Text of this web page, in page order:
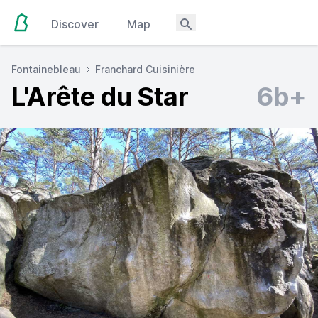
Discover Map
Fontainebleau Franchard Cuisinière
L'Arête du Star 6b+